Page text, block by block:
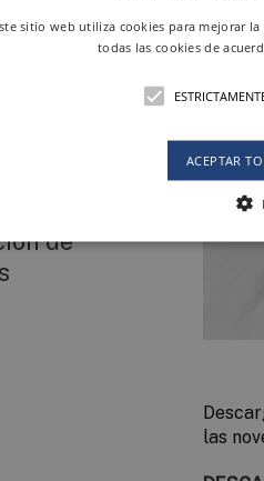
las
de
los
de
sitio web utiliza cookies para mejorar
todas las cookies de
ACEPTAR